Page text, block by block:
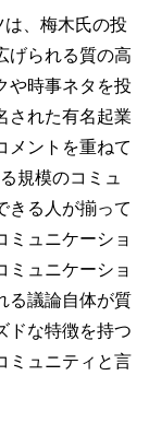
、梅木氏の投
げられる質の高
や時事ネタを投
された有名起業
メントを重ねて
規模のコミュ
きる人が揃って
ミュニケーショ
ミュニケーショ
る議論自体が質
ドな特徴を持つ
ミュニティと言